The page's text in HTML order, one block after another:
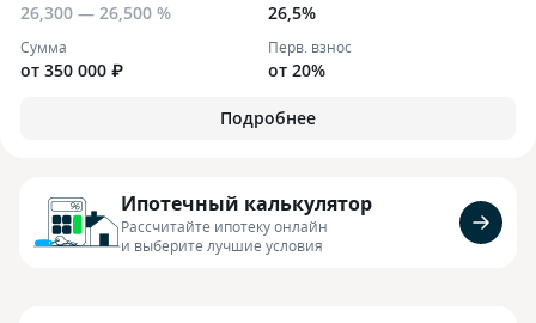
26,300 — 26,500 % 26,5%
Сумма
от 350 000 ₽
Перв. взнос
от 20%
Подробнее
Ипотечный калькулятор
Рассчитайте ипотеку онлайн
и выберите лучшие условия